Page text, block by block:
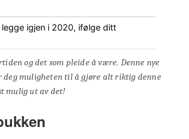
igjen i 2020, ifølge ditt
og det som pleide å være. Denne nye
deg muligheten til å gjøre alt riktig denne
mulig ut av det!